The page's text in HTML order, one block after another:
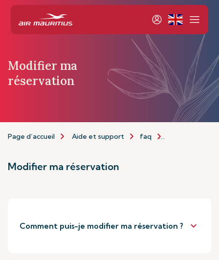
Modifier ma
réservation
Page d’accueil Aide et support faq
Modifier ma réservation
Comment puis-je modifier ma réservation ? keyboard_arrow_down